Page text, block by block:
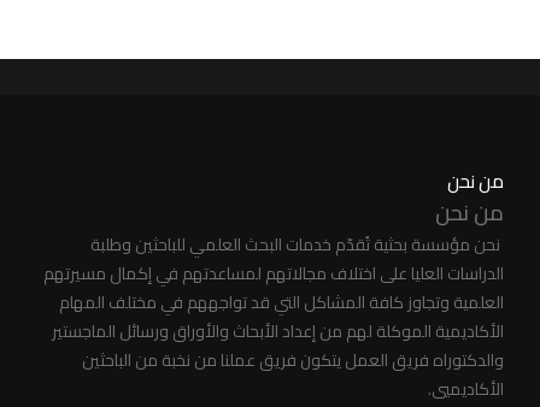
من نحن
من نحن
نحن مؤسسة بحثية تُقدّم خدمات البحث العلمي للباحثين وطلبة
الدراسات العليا على اختلاف مجالاتهم لمساعدتهم في إكمال مسيرتهم
العلمية وتجاوز كافة المشاكل التي قد تواجههم في مختلف المهام
الأكاديمية الموكلة لهم من إعداد الأبحاث والأوراق ورسائل الماجستير
والدكتوراه فريق العمل يتكون فريق عملنا من نخبة من الباحثين
الأكاديميي.